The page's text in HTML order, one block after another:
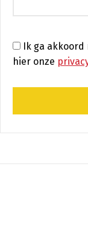
Ik ga akkoord
hier onze